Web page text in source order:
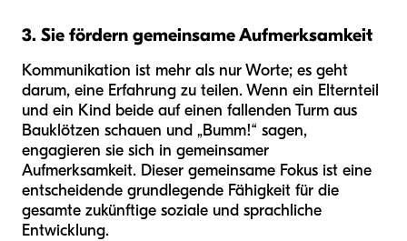
3. Sie fördern gemeinsame Aufmerksamkeit
Kommunikation ist mehr als nur Worte; es geht
darum, eine Erfahrung zu teilen. Wenn ein Elternteil
und ein Kind beide auf einen fallenden Turm aus
Bauklötzen schauen und „Bumm!“ sagen,
engagieren sie sich in gemeinsamer
Aufmerksamkeit. Dieser gemeinsame Fokus ist eine
entscheidende grundlegende Fähigkeit für die
gesamte zukünftige soziale und sprachliche
Entwicklung.